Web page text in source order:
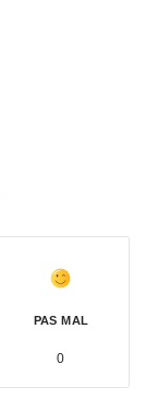
PAS MAL
0